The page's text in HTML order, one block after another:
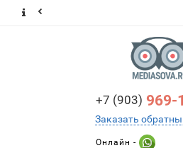
+7 (903) 969-
Заказать
Онлайн -